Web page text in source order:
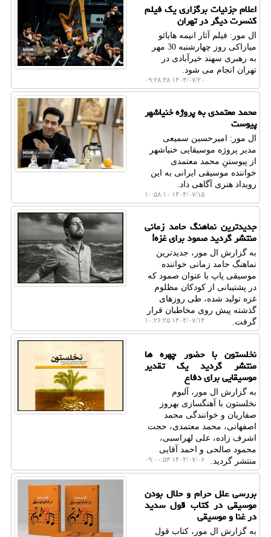
اعلام جزئیات برگزاری یک فیلم
کنسرت دیگر در تهران
ال مور: فیلم آثار انیمه هایائو
میازاکی روز چهارشنبه 30 مهر
به رهبری سهند خیرآبادی در
تهران انجام می شود.
۱۴۰۴/۰۷/۲۰ ۰۹:۲۸:۳۸
محمد معتمدی به پروژه خنیاشهر
پیوست
ال مور: امیرحسین سمیعی
مدیر پروژه موسیقایی خنیاشهر
از پیوستنِ محمد معتمدی
خواننده موسیقی ایرانی به این
رویداد هنری آگاهی داد.
۱۴۰۴/۰۷/۱۵ ۱۰:۵۸:۱۰
جدیدترین نماهنگ حامد زمانی
منتشر گردید صمود برای غزه!
به گزارش ال مور، جدیدترین
نماهنگ حامد زمانی خواننده
موسیقی پاپ با عنوان صمود که
در پشتیبانی از کودکان مظلوم
غزه تولید شده، طی روزهای
گذشته پیش روی مخاطبان قرار
گرفت.
۱۴۰۴/۰۷/۱۴ ۱۰:۲۶:۲۵
نخلستون با حضور چهره ها
منتشر گردید یک تقدیر
موسیقایی برای دفاع
به گزارش ال مور، آلبوم
نخلستون با آهنگسازی بهروز
صفاریان و خوانندگی محمد
اصفهانی، محمد معتمدی، حجت
اشرف زاده، علی لهراسبی،
محمود صالحی و احمد آقایی
منتشر گردید.
۱۴۰۴/۰۷/۰۶ ۰۹:۰۰:۵۴
بررسی علل حرام و حلال بودن
موسیقی در کتاب قول سدید
در غنا و موسیقی
به گزارش ال مور، کتاب قول